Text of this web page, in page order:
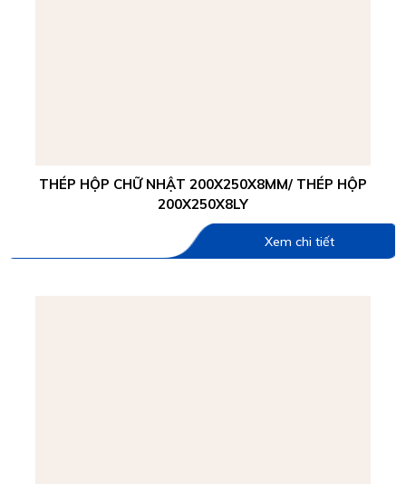
THÉP HỘP CHỮ NHẬT 200X250X8MM/ THÉP HỘP
200X250X8LY
Xem chi tiết